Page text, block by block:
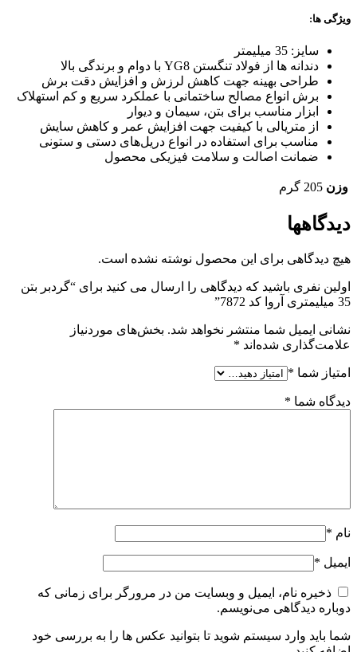
ویژگی ها:
سایز: 35 میلیمتر
دندانه‌ ها از فولاد تنگستن YG8 با دوام و برندگی بالا
طراحی بهینه جهت کاهش لرزش و افزایش دقت برش
برش انواع مصالح ساختمانی با عملکرد سریع و کم‌ استهلاک
ابزار مناسب برای بتن، سیمان و دیوار
از متریالی با کیفیت جهت افزایش عمر و کاهش سایش
مناسب برای استفاده در انواع دریل‌های دستی و ستونی
ضمانت اصالت و سلامت فیزیکی محصول
وزن 205 گرم
دیدگاهها
هیچ دیدگاهی برای این محصول نوشته نشده است.
اولین نفری باشید که دیدگاهی را ارسال می کنید برای “گردبر بتن
35 میلیمتری آروا کد 7872”
نشانی ایمیل شما منتشر نخواهد شد. بخش‌های موردنیاز
علامت‌گذاری شده‌اند *
امتیاز شما *
دیدگاه شما *
نام *
ایمیل *
ذخیره نام، ایمیل و وبسایت من در مرورگر برای زمانی که
دوباره دیدگاهی می‌نویسم.
شما باید وارد سیستم شوید تا بتوانید عکس ها را به بررسی خود